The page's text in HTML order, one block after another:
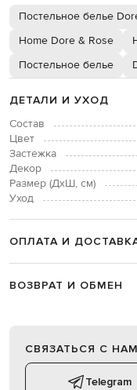
Постельное белье
Home Dore & Rose
Постельное белье
ДЕТАЛИ И УХОД
Состав
Цвет
Застежка
Декор
Размер (ДхШ, см)
Уход
ОПЛАТА И
ВОЗВРАТ И ОБМЕН
СВЯЗАТЬСЯ С
Telegram